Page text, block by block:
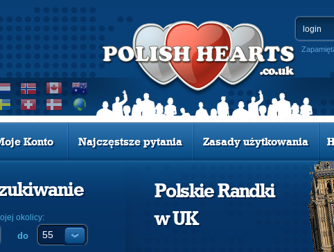
Konto Najczęstsze pytania Zasady użytkowania
okolicy:
do
Polskie Randki
w UK